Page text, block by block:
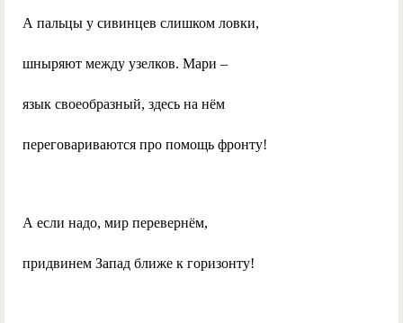
А пальцы у сивинцев слишком ловки,
шныряют между узелков. Мари –
язык своеобразный, здесь на нём
переговариваются про помощь фронту!
А если надо, мир перевернём,
придвинем Запад ближе к горизонту!